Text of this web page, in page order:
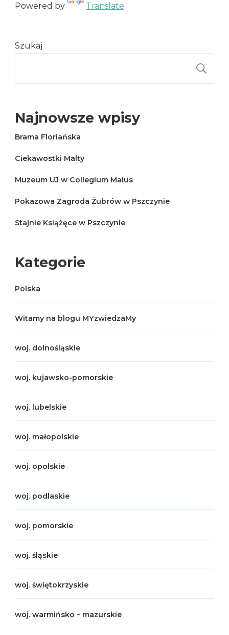
Powered by Translate
Szukaj
Najnowsze wpisy
Brama Floriańska
Ciekawostki Malty
Muzeum UJ w Collegium Maius
Pokazowa Zagroda Żubrów w Pszczynie
Stajnie Książęce w Pszczynie
Kategorie
Polska
Witamy na blogu MYzwiedzaMy
woj. dolnośląskie
woj. kujawsko-pomorskie
woj. lubelskie
woj. małopolskie
woj. opolskie
woj. podlaskie
woj. pomorskie
woj. śląskie
woj. świętokrzyskie
woj. warmińsko – mazurskie